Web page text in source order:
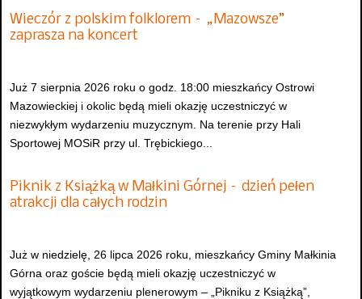
Wieczór z polskim folklorem – „Mazowsze”
zaprasza na koncert
Już 7 sierpnia 2026 roku o godz. 18:00 mieszkańcy Ostrowi
Mazowieckiej i okolic będą mieli okazję uczestniczyć w
niezwykłym wydarzeniu muzycznym. Na terenie przy Hali
Sportowej MOSiR przy ul. Trębickiego...
Piknik z Książką w Małkini Górnej – dzień pełen
atrakcji dla całych rodzin
Już w niedzielę, 26 lipca 2026 roku, mieszkańcy Gminy Małkinia
Górna oraz goście będą mieli okazję uczestniczyć w
wyjątkowym wydarzeniu plenerowym – „Pikniku z Książką”,